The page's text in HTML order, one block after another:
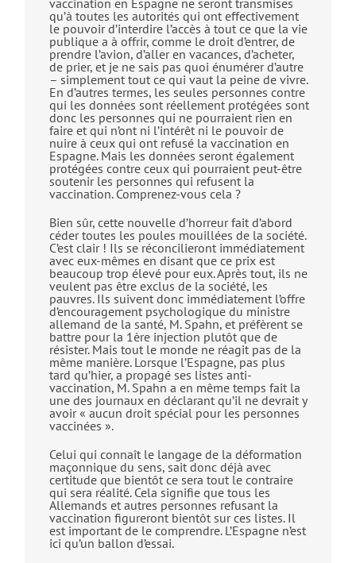
vaccination en Espagne ne seront transmises
qu’à toutes les autorités qui ont effectivement
le pouvoir d’interdire l’accès à tout ce que la vie
publique a à offrir, comme le droit d’entrer, de
prendre l’avion, d’aller en vacances, d’acheter,
de prier, et je ne sais pas quoi énumérer d’autre
– simplement tout ce qui vaut la peine de vivre.
En d’autres termes, les seules personnes contre
qui les données sont réellement protégées sont
donc les personnes qui ne pourraient rien en
faire et qui n’ont ni l’intérêt ni le pouvoir de
nuire à ceux qui ont refusé la vaccination en
Espagne. Mais les données seront également
protégées contre ceux qui pourraient peut-être
soutenir les personnes qui refusent la
vaccination. Comprenez-vous cela ?
Bien sûr, cette nouvelle d’horreur fait d’abord
céder toutes les poules mouillées de la société.
C’est clair ! Ils se réconcilieront immédiatement
avec eux-mêmes en disant que ce prix est
beaucoup trop élevé pour eux. Après tout, ils ne
veulent pas être exclus de la société, les
pauvres. Ils suivent donc immédiatement l’offre
d’encouragement psychologique du ministre
allemand de la santé, M. Spahn, et préfèrent se
battre pour la 1ère injection plutôt que de
résister. Mais tout le monde ne réagit pas de la
même manière. Lorsque l’Espagne, pas plus
tard qu’hier, a propagé ses listes anti-
vaccination, M. Spahn a en même temps fait la
une des journaux en déclarant qu’il ne devrait y
avoir « aucun droit spécial pour les personnes
vaccinées ».
Celui qui connaît le langage de la déformation
maçonnique du sens, sait donc déjà avec
certitude que bientôt ce sera tout le contraire
qui sera réalité. Cela signifie que tous les
Allemands et autres personnes refusant la
vaccination figureront bientôt sur ces listes. Il
est important de le comprendre. L’Espagne n’est
ici qu’un ballon d’essai.